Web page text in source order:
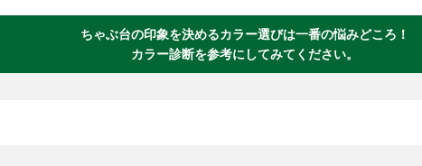
ちゃぶ台の印象を決めるカラー選びは一番の悩みどころ！
カラー診断を参考にしてみてください。